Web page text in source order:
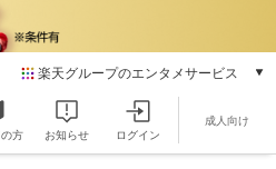
楽天グループのエンタメサービス
本/ゲーム/CD/DVD
動画配信
方 お知らせ ログイン
成人向け